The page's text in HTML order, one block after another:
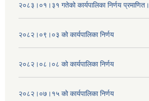
२०८३।०१।३१ गतेको कार्यपालिका निर्णय प्रमाणित।
२०८२।०९।०३ को कार्यपालिका निर्णय
२०८२।०८।०८ को कार्यपालिका निर्णय
२०८२।०७।१५ को कार्यपालिका निर्णय